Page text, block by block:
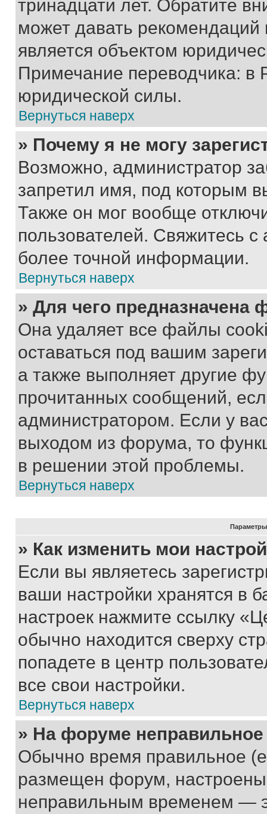
тринадцати лет. Обратите
может давать
является объектом
Примечание переводчика: в
юридической силы.
Вернуться наверх
» Почему я не могу
Возможно, администратор
запретил имя, под которым
Также он мог вообще
пользователей. Свяжитесь
более точной информации.
Вернуться наверх
» Для чего предназначена
Она удаляет все файлы
оставаться под вашим
а также выполняет другие
прочитанных сообщений,
администратором. Если у
выходом из форума, то
в решении этой проблемы.
Вернуться наверх
Параметры
» Как изменить мои
Если вы являетесь
ваши настройки хранятся в
настроек нажмите ссылку
обычно находится сверху
попадете в центр
все свои настройки.
Вернуться наверх
» На форуме
Обычно время правильное
размещен форум, настроены
неправильным временем —